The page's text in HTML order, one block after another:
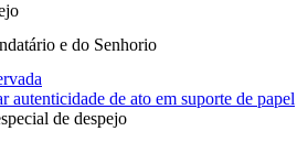
e do Senhorio
autenticidade de ato em suporte de papel
de despejo